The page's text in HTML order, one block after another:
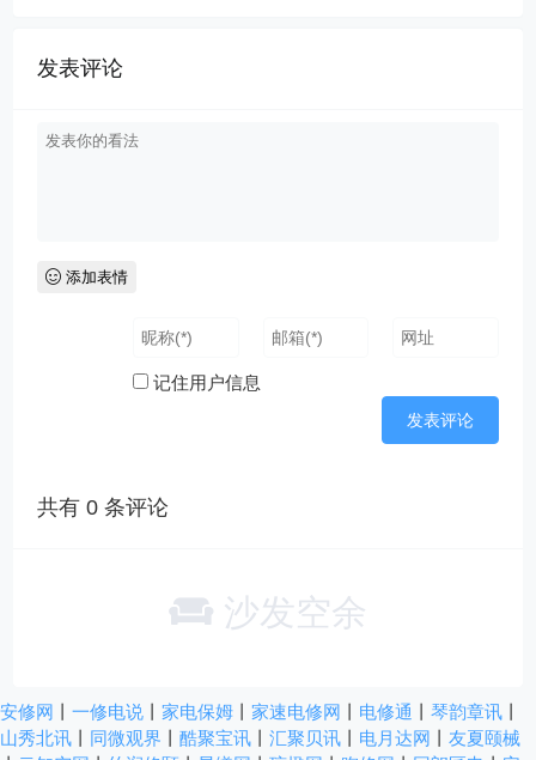
发表评论
添加表情
记住用户信息
共有0 条评论
沙发空余
安修网 一修电说 家电保姆 家速电修网 电修通 琴韵章讯
山秀北讯
同微观界 酷聚宝讯 汇聚贝讯 电月达网
友夏颐械